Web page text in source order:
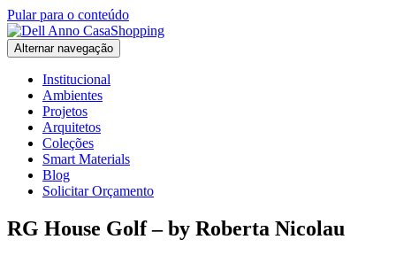
Pular para o conteúdo
Alternar navegação
Institucional
Ambientes
Projetos
Arquitetos
Coleções
Smart Materials
Blog
Solicitar Orçamento
RG House Golf – by Roberta Nicolau